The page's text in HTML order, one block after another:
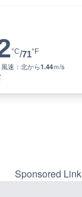
°C/71°F
速： 北から1.44ｍ/s
Sponsored Link